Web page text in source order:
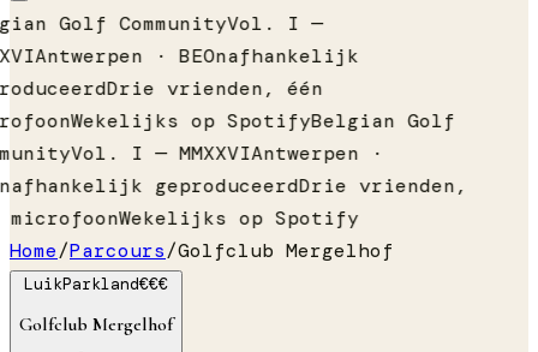
Golf CommunityVol. I —
Antwerpen · BEOnafhankelijk
Drie vrienden, één
Wekelijks op SpotifyBelgian Golf
Vol. I — MMXXVIAntwerpen ·
geproduceerdDrie vrienden,
microfoonWekelijks op Spotify
Home/Parcours/Golfclub Mergelhof
LuikParkland€€€
Golfclub Mergelhof